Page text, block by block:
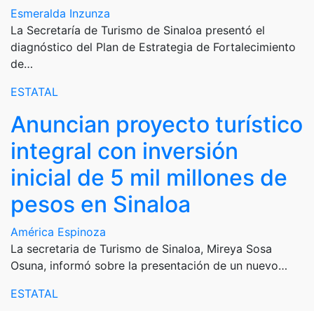
Esmeralda Inzunza
La Secretaría de Turismo de Sinaloa presentó el
diagnóstico del Plan de Estrategia de Fortalecimiento
de…
ESTATAL
Anuncian proyecto turístico
integral con inversión
inicial de 5 mil millones de
pesos en Sinaloa
América Espinoza
La secretaria de Turismo de Sinaloa, Mireya Sosa
Osuna, informó sobre la presentación de un nuevo…
ESTATAL